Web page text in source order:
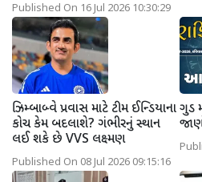
Published On 16 Jul 2026 10:30:29
ઝિમ્બાબ્વે પ્રવાસ માટે ટીમ ઈન્ડિયાના
કોચ કેમ બદલાશે? ગંભીરનું સ્થાન
લઈ શકે છે VVS લક્ષ્મણ
Published On 08 Jul 2026 09:15:16
ગુડ